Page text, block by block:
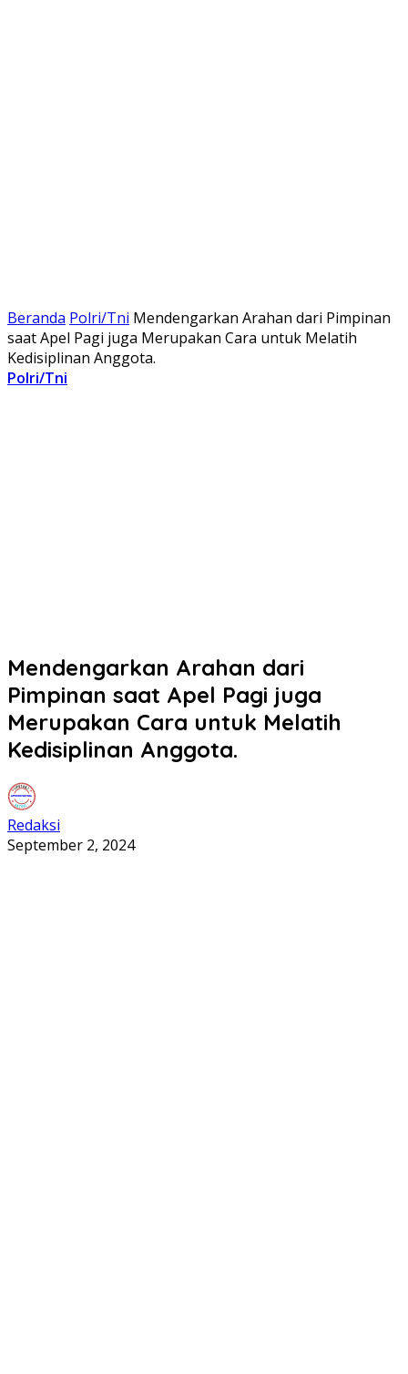
Beranda Polri/Tni Mendengarkan Arahan dari Pimpinan
saat Apel Pagi juga Merupakan Cara untuk Melatih
Kedisiplinan Anggota.
Polri/Tni
Mendengarkan Arahan dari
Pimpinan saat Apel Pagi juga
Merupakan Cara untuk Melatih
Kedisiplinan Anggota.
Redaksi
September 2, 2024